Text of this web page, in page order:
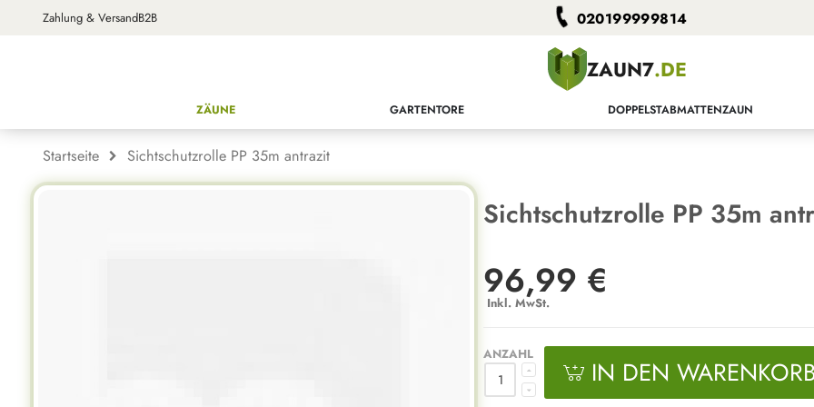
Zahlung & VersandB2B 020199999814
ZAUN7.DE
ZÄUNE GARTENTORE DOPPELSTABMATTENZAUN
Startseite Sichtschutzrolle PP 35m antrazit
Sichtschutzrolle PP 35m
96,99 €
Inkl. MwSt.
ANZAHL
IN DEN